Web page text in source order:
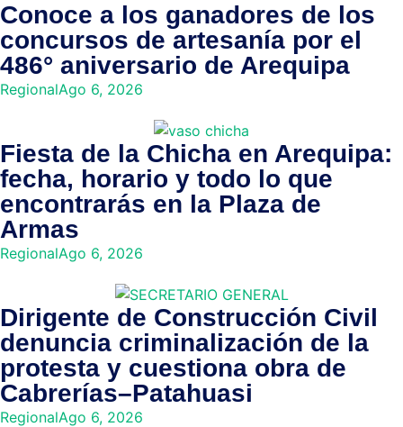
Conoce a los ganadores de los
concursos de artesanía por el
486° aniversario de Arequipa
RegionalAgo 6, 2026
Fiesta de la Chicha en Arequipa:
fecha, horario y todo lo que
encontrarás en la Plaza de
Armas
RegionalAgo 6, 2026
Dirigente de Construcción Civil
denuncia criminalización de la
protesta y cuestiona obra de
Cabrerías–Patahuasi
RegionalAgo 6, 2026